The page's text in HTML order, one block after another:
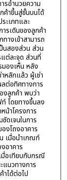
รอำนวยความ
ค้าขึ้นสู่ชั้นบนได้
ะเภทและ
รเดินของลูกค้า
างเข้าสามารถ
นสองส่วน ส่วน
ต่ละจุด ส่วนที่
มองเห็น หลัง
หลักแล้ว ผู้เช่า
ต่อทิศทางการ
งลูกค้า พบว่า
โดยทางขึ้นลง
น้าโครงการ
ดเจนในการ
งโถงอาคาร
เมื่อนำเกณฑ์
อาคาร
มื่อเทียบกับกรณี
แนวทางการ
ได้ต่อไป